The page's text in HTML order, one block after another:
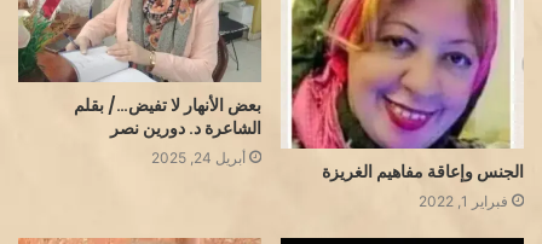
الجنس وإعاقة مفاهيم الغريزة
فبراير 1, 2022
بعض الأنهار لا تفيض…/ بقلم
الشاعرة د. دورين نصر
أبريل 24, 2025